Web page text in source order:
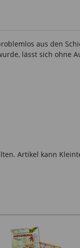
aus den
lässt sich ohne
Artikel kann